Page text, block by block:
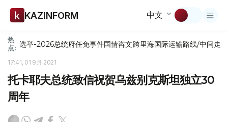
KAZINFORM 中文
热
点: 选举-2026总统府任免事件国情咨文跨里海国际运输路线/中间走廊
17:41, 01 9月 2021
托卡耶夫总统致信祝贺乌兹别克斯坦独立30
周年